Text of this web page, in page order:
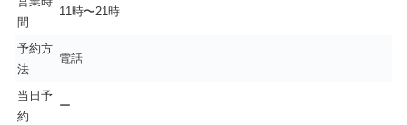
間
11時〜21時
予約方
法
電話
当日予
約
ー